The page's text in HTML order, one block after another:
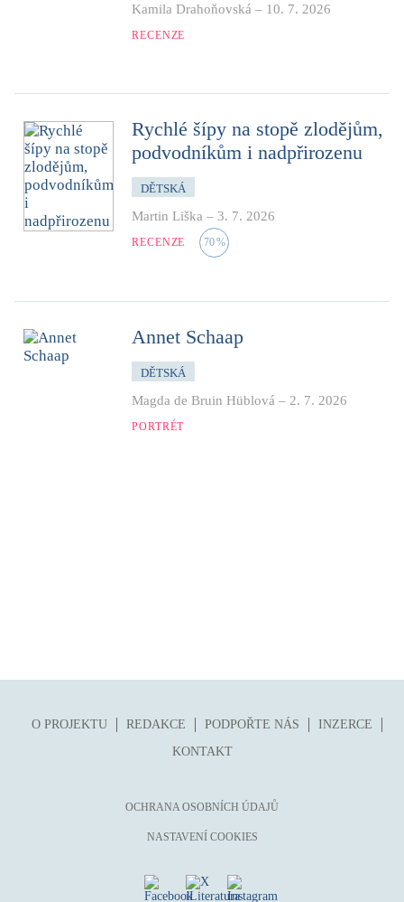
Kamila Drahoňovská – 10. 7. 2026
RECENZE
Rychlé šípy na stopě zlodějům,
podvodníkům i nadpřirozenu
DĚTSKÁ
Martin Liška – 3. 7. 2026
RECENZE 70%
Annet Schaap
DĚTSKÁ
Magda de Bruin Hüblová – 2. 7. 2026
PORTRÉT
O PROJEKTU REDAKCE PODPOŘTE NÁS
INZERCE
KONTAKT
OCHRANA OSOBNÍCH ÚDAJŮ
NASTAVENÍ COOKIES